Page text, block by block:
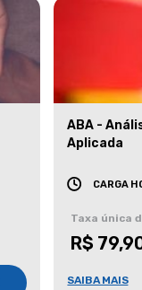
ABA -
Aplicada
CARGA
Taxa única
R$
SAIBA MAIS